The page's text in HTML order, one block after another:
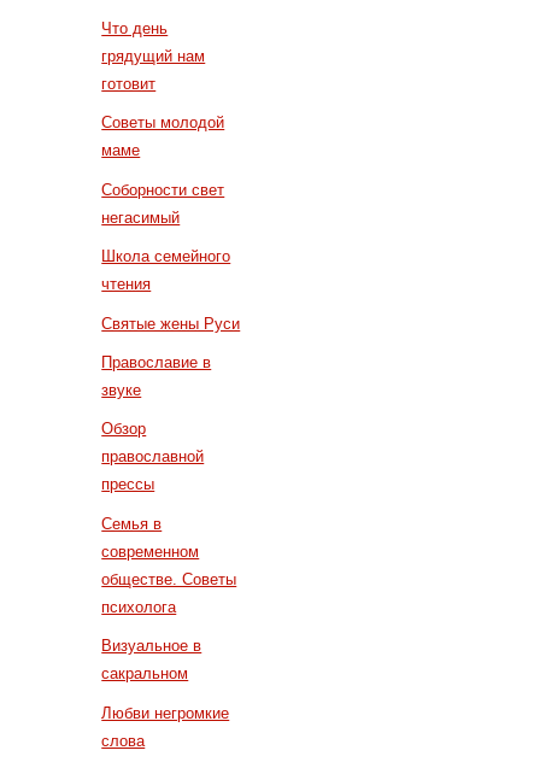
Что день
грядущий нам
готовит
Советы молодой
маме
Соборности свет
негасимый
Школа семейного
чтения
Святые жены Руси
Православие в
звуке
Обзор
православной
прессы
Семья в
современном
обществе. Советы
психолога
Визуальное в
сакральном
Любви негромкие
слова